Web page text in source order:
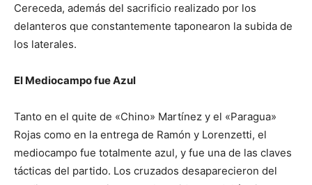
Cereceda, además del sacrificio realizado por los
delanteros que constantemente taponearon la subida de
los laterales.
El Mediocampo fue Azul
Tanto en el quite de «Chino» Martínez y el «Paragua»
Rojas como en la entrega de Ramón y Lorenzetti, el
mediocampo fue totalmente azul, y fue una de las claves
tácticas del partido. Los cruzados desaparecieron del